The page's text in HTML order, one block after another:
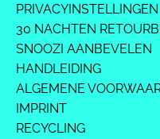
PRIVACYINSTELLINGEN
30 NACHTEN
SNOOZI AANBEVELEN
HANDLEIDING
ALGEMENE
IMPRINT
RECYCLING